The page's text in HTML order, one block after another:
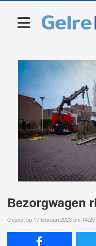
Bezorgwagen
Gepost op 17 februari 2023 om 14:20